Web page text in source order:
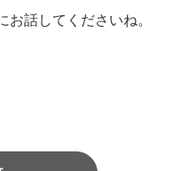
話してくださいね。